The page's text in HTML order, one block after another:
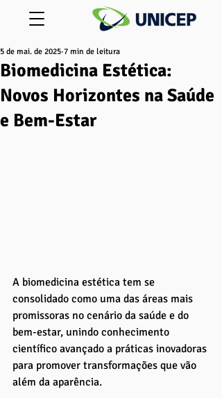
Biomedicina Estética:
Novos Horizontes na Saúde
e Bem-Estar
5 de mai. de 2025 7 min de leitura
A biomedicina estética tem se
consolidado como uma das áreas mais
promissoras no cenário da saúde e do
bem-estar, unindo conhecimento
científico avançado a práticas inovadoras
para promover transformações que vão
além da aparência.